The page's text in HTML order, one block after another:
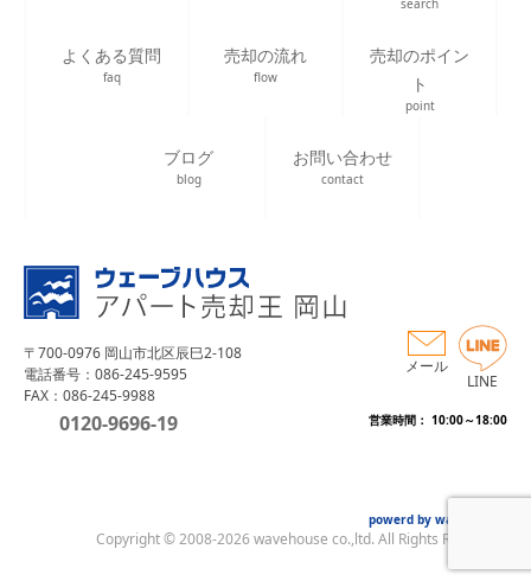
よくある質問
faq
売却の流れ
flow
売却のポイン
ト
point
ブログ
blog
お問い合わせ
contact
〒700-0976 岡山市北区辰巳2-108
電話番号：086-245-9595
FAX：086-245-9988
0120-9696-19 営業時間： 10:00～18:00
メール
LINE
powerd by wave house
Copyright © 2008-2026 wavehouse co.,ltd. All Rights Reserved.